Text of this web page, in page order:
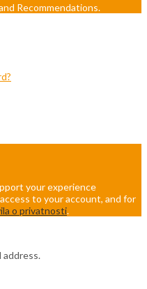
Recommendations.
your experience
to your account, and for
o privatnosti.
address.